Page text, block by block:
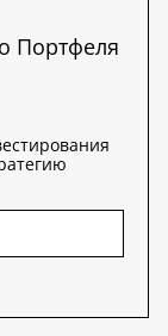
Портфеля